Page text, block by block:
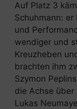
Auf Platz 3
Schuhmann:
und
wendiger und
Kreuzheben
brachten ihm
Szymon
die Achse über
Lukas